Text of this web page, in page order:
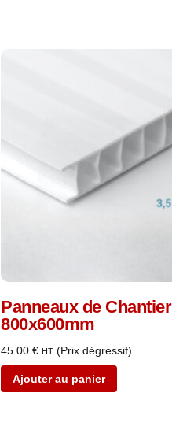
Panneaux de Chantier
800x600mm
45.00 € HT (Prix dégressif)
Ajouter au panier